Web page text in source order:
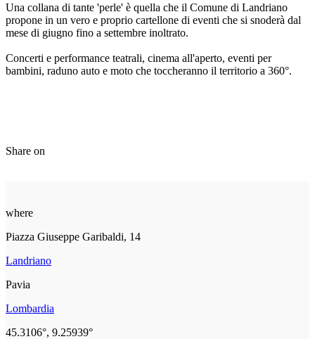
Una collana di tante 'perle' è quella che il Comune di Landriano
propone in un vero e proprio cartellone di eventi che si snoderà dal
mese di giugno fino a settembre inoltrato.
Concerti e performance teatrali, cinema all'aperto, eventi per
bambini, raduno auto e moto che toccheranno il territorio a 360°.
Share on
where
Piazza Giuseppe Garibaldi, 14
Landriano
Pavia
Lombardia
45.3106°, 9.25939°